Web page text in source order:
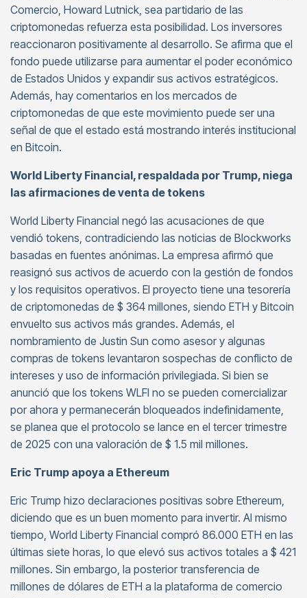
Comercio, Howard Lutnick, sea partidario de las
criptomonedas refuerza esta posibilidad. Los inversores
reaccionaron positivamente al desarrollo. Se afirma que el
fondo puede utilizarse para aumentar el poder económico
de Estados Unidos y expandir sus activos estratégicos.
Además, hay comentarios en los mercados de
criptomonedas de que este movimiento puede ser una
señal de que el estado está mostrando interés institucional
en Bitcoin.
World Liberty Financial, respaldada por Trump, niega
las afirmaciones de venta de tokens
World Liberty Financial negó las acusaciones de que
vendió tokens, contradiciendo las noticias de Blockworks
basadas en fuentes anónimas. La empresa afirmó que
reasignó sus activos de acuerdo con la gestión de fondos
y los requisitos operativos. El proyecto tiene una tesorería
de criptomonedas de $ 364 millones, siendo ETH y Bitcoin
envuelto sus activos más grandes. Además, el
nombramiento de Justin Sun como asesor y algunas
compras de tokens levantaron sospechas de conflicto de
intereses y uso de información privilegiada. Si bien se
anunció que los tokens WLFI no se pueden comercializar
por ahora y permanecerán bloqueados indefinidamente,
se planea que el protocolo se lance en el tercer trimestre
de 2025 con una valoración de $ 1.5 mil millones.
Eric Trump apoya a Ethereum
Eric Trump hizo declaraciones positivas sobre Ethereum,
diciendo que es un buen momento para invertir. Al mismo
tiempo, World Liberty Financial compró 86.000 ETH en las
últimas siete horas, lo que elevó sus activos totales a $ 421
millones. Sin embargo, la posterior transferencia de
millones de dólares de ETH a la plataforma de comercio